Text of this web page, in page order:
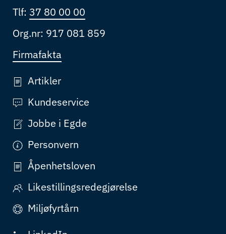
Tlf: 37 80 00 00
Org.nr: 917 081 859
Firmafakta
Artikler
Kundeservice
Jobbe i Egde
Personvern
Åpenhetsloven
Likestillingsredegjørelse
Miljøfyrtårn